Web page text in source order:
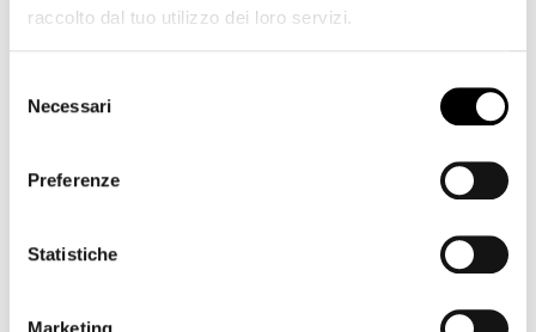
raccolto dal tuo utilizzo dei loro servizi.
delNecessari
Preferenze
Statistiche
Ferrania
Fujifilm GFX
(6)
Godox
(3)
Hama
(7)
(11)